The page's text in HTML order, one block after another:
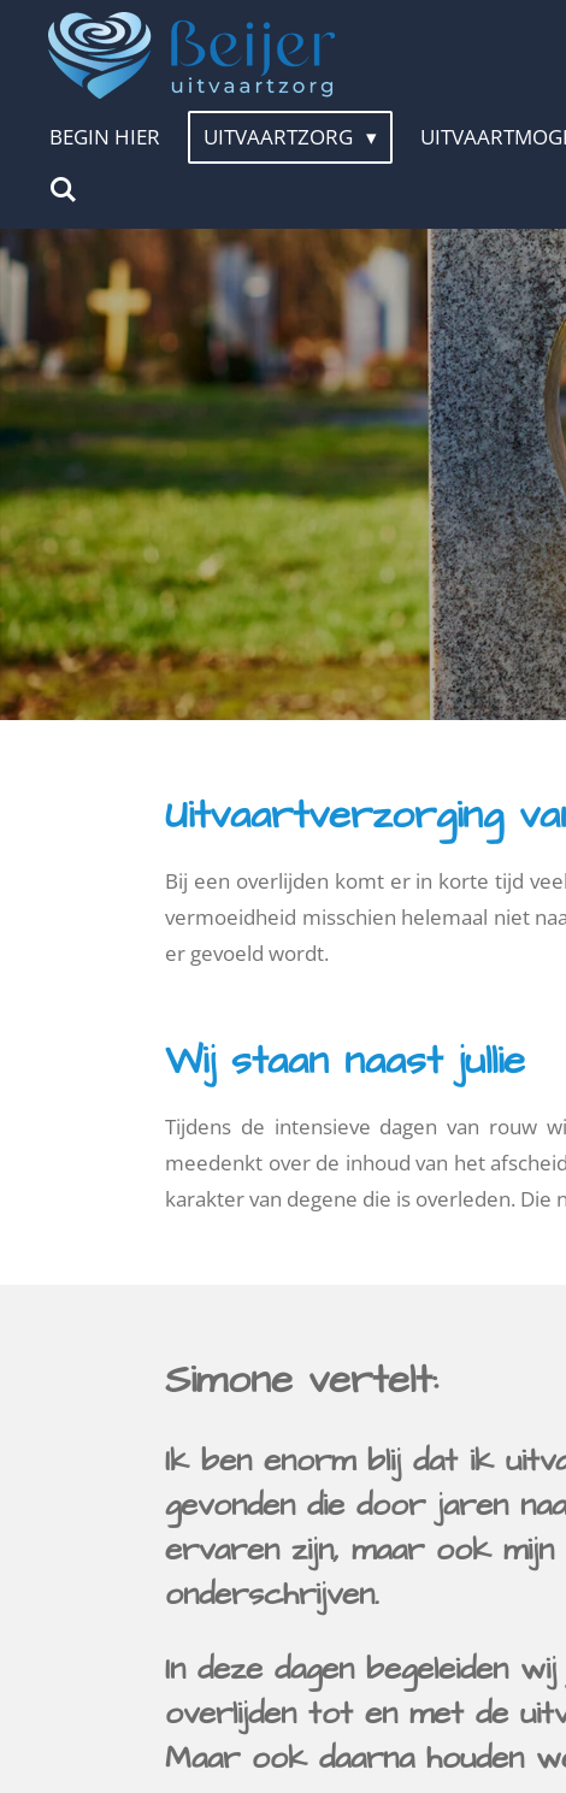
direct
hoofdinhoud
BEGIN HIER UITVAARTZORG
Uitvaartverzorging
Bij een overlijden komt er in korte tijd
vermoeidheid misschien helemaal niet
er gevoeld wordt.
Wij staan naast jullie
Tijdens de intensieve dagen van rouw
meedenkt over de inhoud van het
karakter van degene die is overleden.
Simone vertelt:
Ik ben enorm blij dat ik
gevonden die door jaren
ervaren zijn, maar ook
onderschrijven.
In deze dagen begeleiden
overlijden tot en met de
Maar ook daarna houden